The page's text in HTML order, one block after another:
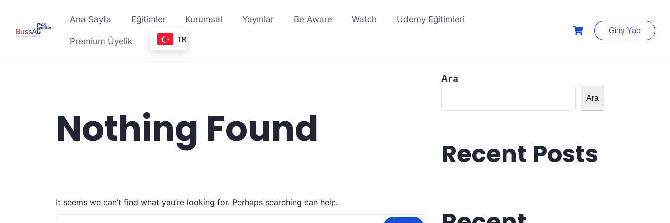
content
Ana Sayfa Eğitimler Kurumsal Yayınlar Be Aware Watch Udemy Eğitimleri
Premium Üyelik TR
Giriş Yap
Nothing Found
It seems we can’t find what you’re looking for. Perhaps searching can help.
Ara
Ara
Recent Posts